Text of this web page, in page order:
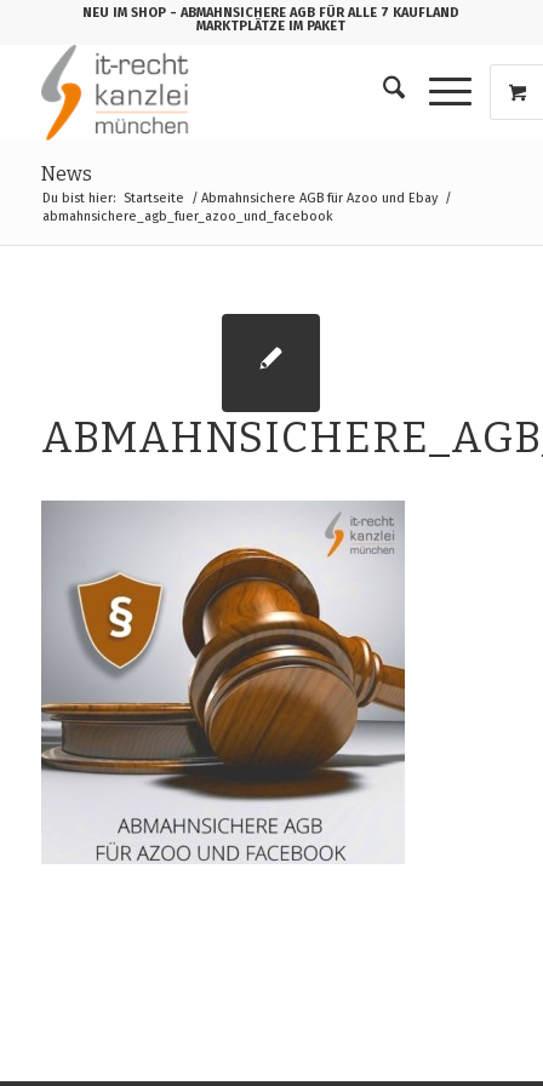
NEU IM SHOP - ABMAHNSICHERE AGB FÜR ALLE 7 KAUFLAND
MARKTPLÄTZE IM PAKET
News
Du bist hier: Startseite / Abmahnsichere AGB für Azoo und Ebay /
abmahnsichere_agb_fuer_azoo_und_facebook